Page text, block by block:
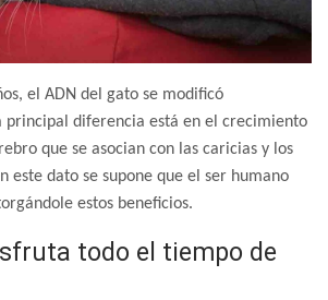
el ADN del gato se modificó
principal diferencia está en el crecimiento
que se asocian con las caricias y los
este dato se supone que el ser humano
estos beneficios.
todo el tiempo de